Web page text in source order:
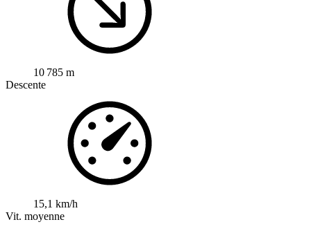
10 785 m
Descente
15,1 km/h
Vit. moyenne